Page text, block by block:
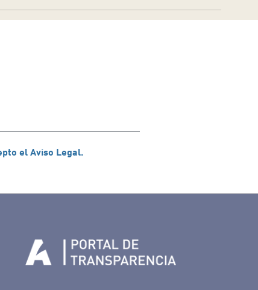
el Aviso Legal.
en Twitteren Instagram
de Auditorio de Tenerife
de Tenerife en Youtube